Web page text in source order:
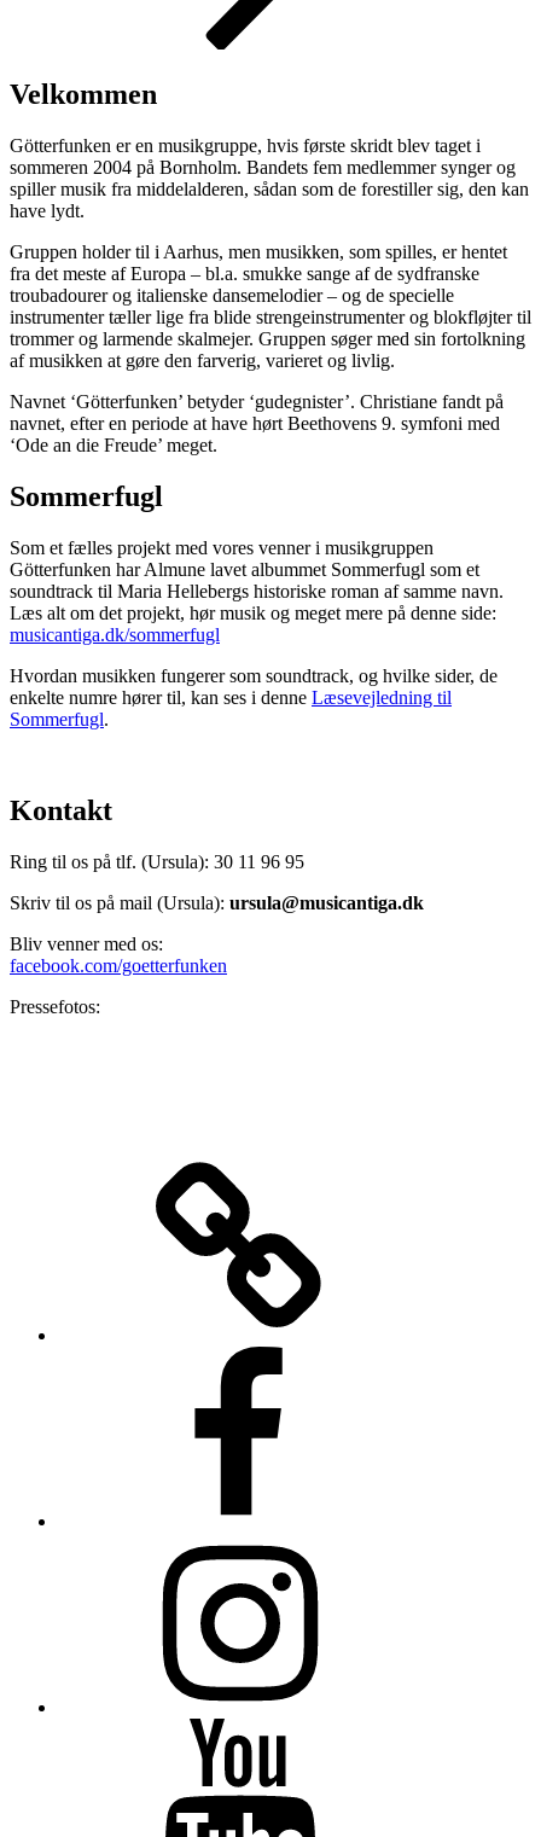
Velkommen
Götterfunken er en musikgruppe, hvis første skridt blev taget i
sommeren 2004 på Bornholm. Bandets fem medlemmer synger og
spiller musik fra middelalderen, sådan som de forestiller sig, den kan
have lydt.
Gruppen holder til i Aarhus, men musikken, som spilles, er hentet
fra det meste af Europa – bl.a. smukke sange af de sydfranske
troubadourer og italienske dansemelodier – og de specielle
instrumenter tæller lige fra blide strengeinstrumenter og blokfløjter til
trommer og larmende skalmejer. Gruppen søger med sin fortolkning
af musikken at gøre den farverig, varieret og livlig.
Navnet ‘Götterfunken’ betyder ‘gudegnister’. Christiane fandt på
navnet, efter en periode at have hørt Beethovens 9. symfoni med
‘Ode an die Freude’ meget.
Sommerfugl
Som et fælles projekt med vores venner i musikgruppen
Götterfunken har Almune lavet albummet Sommerfugl som et
soundtrack til Maria Hellebergs historiske roman af samme navn.
Læs alt om det projekt, hør musik og meget mere på denne side:
musicantiga.dk/sommerfugl
Hvordan musikken fungerer som soundtrack, og hvilke sider, de
enkelte numre hører til, kan ses i denne Læsevejledning til
Sommerfugl.
Kontakt
Ring til os på tlf. (Ursula): 30 11 96 95
Skriv til os på mail (Ursula): ursula@musicantiga.dk
Bliv venner med os:
facebook.com/goetterfunken
Pressefotos: